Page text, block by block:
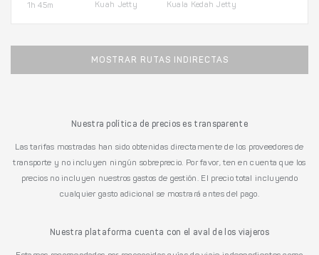
1h 45m Kuah Jetty Kuala Kedah Jetty
MOSTRAR RUTAS INDIRECTAS
Nuestra política de precios es transparente
Las tarifas mostradas han sido obtenidas directamente de los proveedores de
transporte y no incluyen ningún sobreprecio. Por favor, ten en cuenta que los
precios no incluyen nuestros gastos de gestión. El precio total incluyendo
cualquier gasto adicional se mostrará antes del pago.
Nuestra plataforma cuenta con el aval de los viajeros